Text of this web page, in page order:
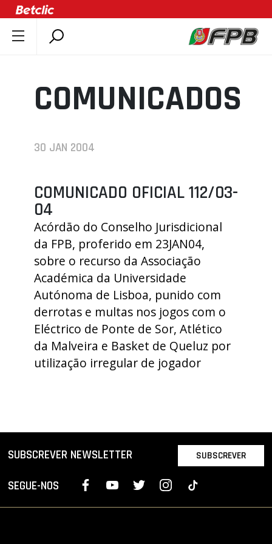
DOCUMENTOS
ÚLTIMAS
ASSOCIAÇÕES
AGENTES
AGENDA
SELEÇÕES
MINIBASQUETE
ÁREA TÉCNICA
PROJETOS
LIGA BETCLIC MASCULINA
LIGA BETCLIC FEMININA
COMUNICADOS
30 JAN 2004
COMUNICADO OFICIAL 112/03-
04
Acórdão do Conselho Jurisdicional
da FPB, proferido em 23JAN04,
sobre o recurso da Associação
Académica da Universidade
Autónoma de Lisboa, punido com
derrotas e multas nos jogos com o
Eléctrico de Ponte de Sor, Atlético
da Malveira e Basket de Queluz por
utilização irregular de jogador
SUBSCREVER NEWSLETTER SUBSCREVER
SEGUE-NOS